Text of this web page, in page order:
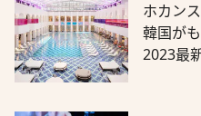
ホカン
韓国が
2023最